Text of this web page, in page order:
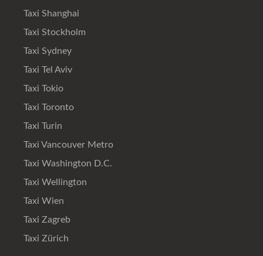
Taxi Shanghai
Taxi Stockholm
Taxi Sydney
Taxi Tel Aviv
Taxi Tokio
Taxi Toronto
Taxi Turin
Taxi Vancouver Metro
Taxi Washington D.C.
Taxi Wellington
Taxi Wien
Taxi Zagreb
Taxi Zürich